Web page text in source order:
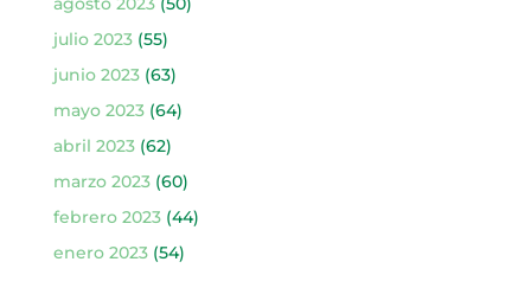
julio 2023(55)
junio 2023(63)
mayo 2023(64)
abril 2023(62)
marzo 2023(60)
febrero 2023(44)
enero 2023(54)